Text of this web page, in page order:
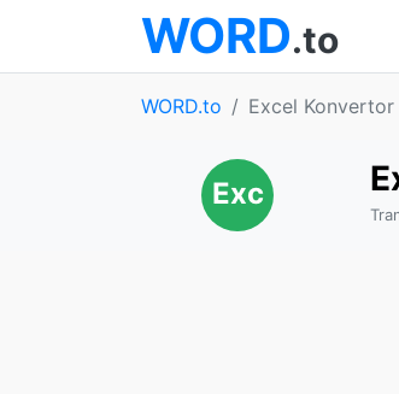
WORD.to
WORD.to Excel Konvertor
Exc